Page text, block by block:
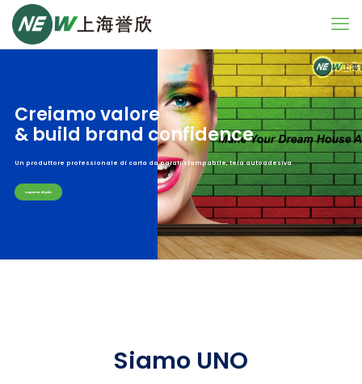
Creiamo valore
& build brand confidence
Un produttore professionale di carta da parati stampabile, tela autoadesiva
Saperne di più
Siamo UNO